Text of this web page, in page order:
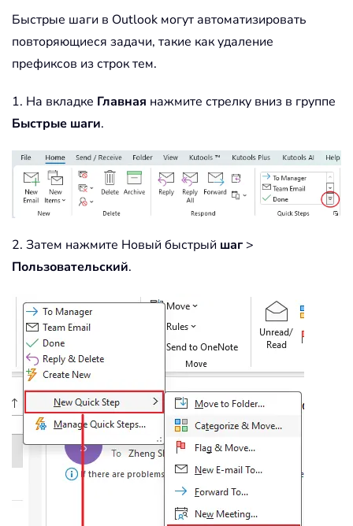
Быстрые шаги в Outlook могут автоматизировать
повторяющиеся задачи, такие как удаление
префиксов из строк тем.
1. На вкладке Главная нажмите стрелку вниз в группе
Быстрые шаги.
2. Затем нажмите Новый быстрый шаг >
Пользовательский.